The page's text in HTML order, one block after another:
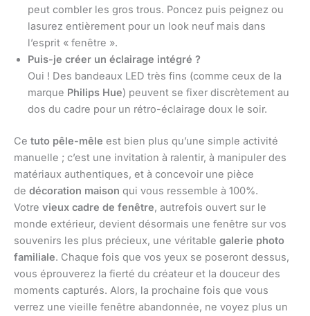
peut combler les gros trous. Poncez puis peignez ou
lasurez entièrement pour un look neuf mais dans
l’esprit « fenêtre ».
Puis-je créer un éclairage intégré ?
Oui ! Des bandeaux LED très fins (comme ceux de la
marque Philips Hue) peuvent se fixer discrètement au
dos du cadre pour un rétro-éclairage doux le soir.
Ce tuto pêle-mêle est bien plus qu’une simple activité
manuelle ; c’est une invitation à ralentir, à manipuler des
matériaux authentiques, et à concevoir une pièce
de décoration maison qui vous ressemble à 100%.
Votre vieux cadre de fenêtre, autrefois ouvert sur le
monde extérieur, devient désormais une fenêtre sur vos
souvenirs les plus précieux, une véritable galerie photo
familiale. Chaque fois que vos yeux se poseront dessus,
vous éprouverez la fierté du créateur et la douceur des
moments capturés. Alors, la prochaine fois que vous
verrez une vieille fenêtre abandonnée, ne voyez plus un